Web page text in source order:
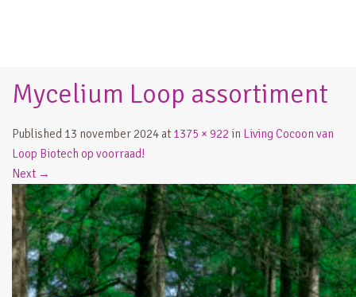
Mycelium Loop assortiment
Published 13 november 2024 at 1375 × 922 in Living Cocoon van
Loop Biotech op voorraad!
Next →